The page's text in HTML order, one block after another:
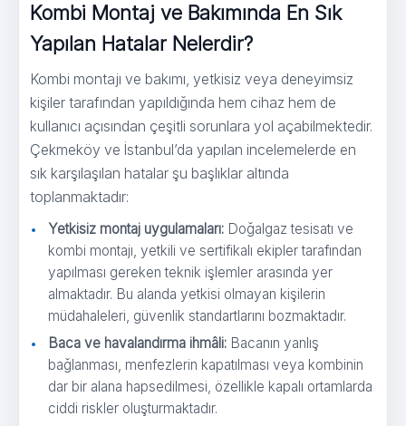
Kombi Montaj ve Bakımında En Sık
Yapılan Hatalar Nelerdir?
Kombi montajı ve bakımı, yetkisiz veya deneyimsiz
kişiler tarafından yapıldığında hem cihaz hem de
kullanıcı açısından çeşitli sorunlara yol açabilmektedir.
Çekmeköy ve İstanbul’da yapılan incelemelerde en
sık karşılaşılan hatalar şu başlıklar altında
toplanmaktadır:
Yetkisiz montaj uygulamaları: Doğalgaz tesisatı ve
kombi montajı, yetkili ve sertifikalı ekipler tarafından
yapılması gereken teknik işlemler arasında yer
almaktadır. Bu alanda yetkisi olmayan kişilerin
müdahaleleri, güvenlik standartlarını bozmaktadır.
Baca ve havalandırma ihmâli: Bacanın yanlış
bağlanması, menfezlerin kapatılması veya kombinin
dar bir alana hapsedilmesi, özellikle kapalı ortamlarda
ciddi riskler oluşturmaktadır.